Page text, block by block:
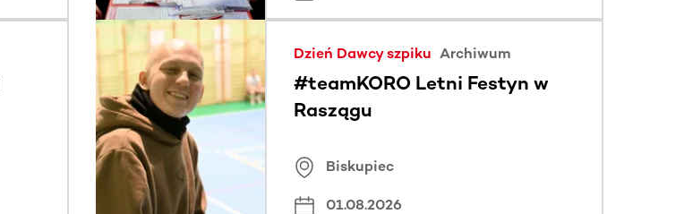
Dzień Dawcy szpiku Archiwum
#teamKORO Letni Festyn w
Raszągu
Biskupiec
01.08.2026